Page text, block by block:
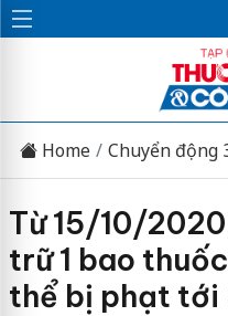
Home Chuyển động
Từ 15/10/
trữ 1 bao
thể bị phạt tới